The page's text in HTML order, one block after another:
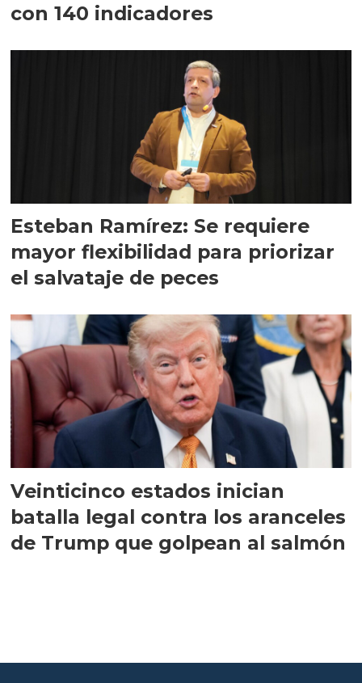
con 140 indicadores
Esteban Ramírez: Se requiere
mayor flexibilidad para priorizar
el salvataje de peces
Veinticinco estados inician
batalla legal contra los aranceles
de Trump que golpean al salmón